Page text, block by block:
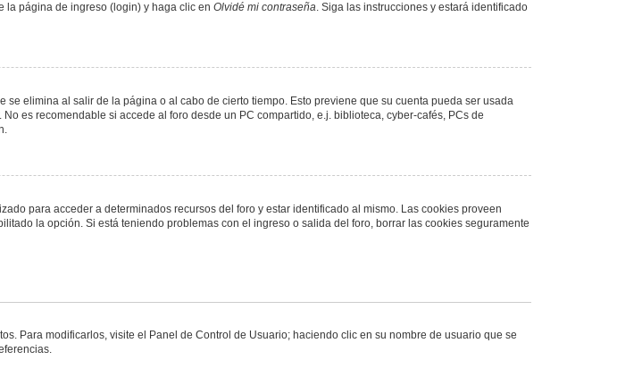
la página de ingreso (login) y haga clic en Olvidé mi contraseña. Siga las instrucciones y estará identificado
elimina al salir de la página o al cabo de cierto tiempo. Esto previene que su cuenta pueda ser usada
es recomendable si accede al foro desde un PC compartido, e.j. biblioteca, cyber-cafés, PCs de
para acceder a determinados recursos del foro y estar identificado al mismo. Las cookies proveen
la opción. Si está teniendo problemas con el ingreso o salida del foro, borrar las cookies seguramente
Para modificarlos, visite el Panel de Control de Usuario; haciendo clic en su nombre de usuario que se